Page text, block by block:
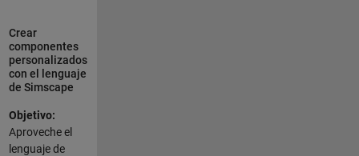
Crear
componentes
personalizados
con el lenguaje
de Simscape
Objetivo:
Aproveche el
lenguaje de